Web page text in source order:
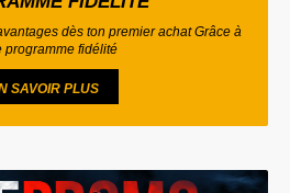
dès ton premier achat Grâce à
programme fidélité
SAVOIR PLUS